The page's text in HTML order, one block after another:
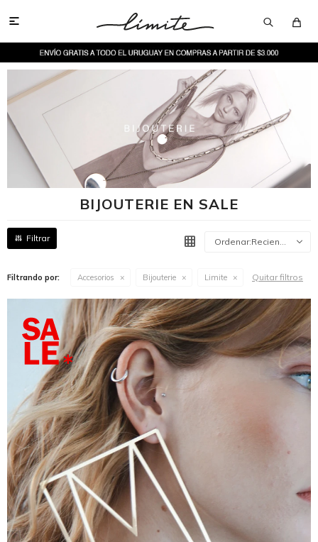

BIJOUTERIE EN SALE
Recientes
Filtrando por: Accesorios Bijouterie Limite Quitar filtros